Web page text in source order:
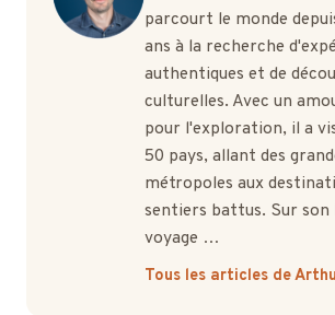
parcourt le monde
ans à la recherche
authentiques et de
culturelles. Avec un
pour l'exploration, il a
50 pays, allant des
métropoles aux
sentiers battus. Sur son
voyage …
Tous les articles de